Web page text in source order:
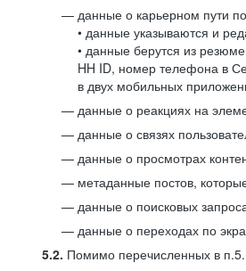
данные о карьерном пути
• данные указываются и
• данные берутся из
HH ID, номер телефона в
в двух мобильных
данные о реакциях на
данные о связях
данные о просмотрах
метаданные постов,
данные о поисковых
данные о переходах по
5.2. Помимо перечисленных в